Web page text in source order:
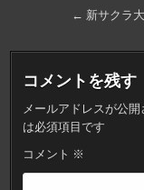
ビ
ゲ
ー
シ
ョ
← 新サクラ
コメントを残す
メールアドレスが公開
は必須項目です
コメント ※